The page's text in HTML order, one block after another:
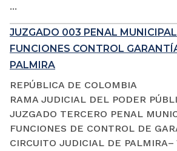
...
JUZGADO 003 PENAL
FUNCIONES CONTROL
PALMIRA
REPÚBLICA DE COLOMBIA
RAMA JUDICIAL DEL PODER
JUZGADO TERCERO PENAL
FUNCIONES DE CONTROL DE
CIRCUITO JUDICIAL DE